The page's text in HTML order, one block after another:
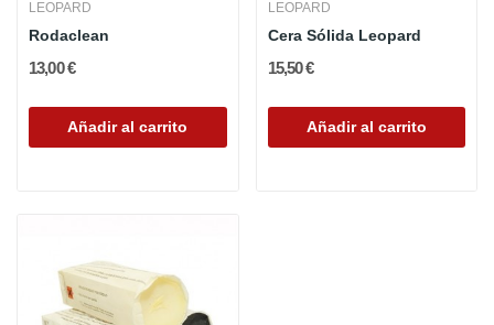
LEOPARD
Rodaclean
13,00 €
Añadir al carrito
LEOPARD
Cera Sólida Leopard
15,50 €
Añadir al carrito